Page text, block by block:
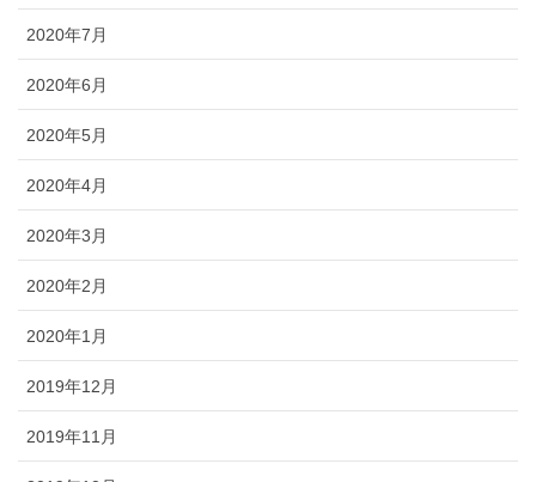
2020年7月
2020年6月
2020年5月
2020年4月
2020年3月
2020年2月
2020年1月
2019年12月
2019年11月